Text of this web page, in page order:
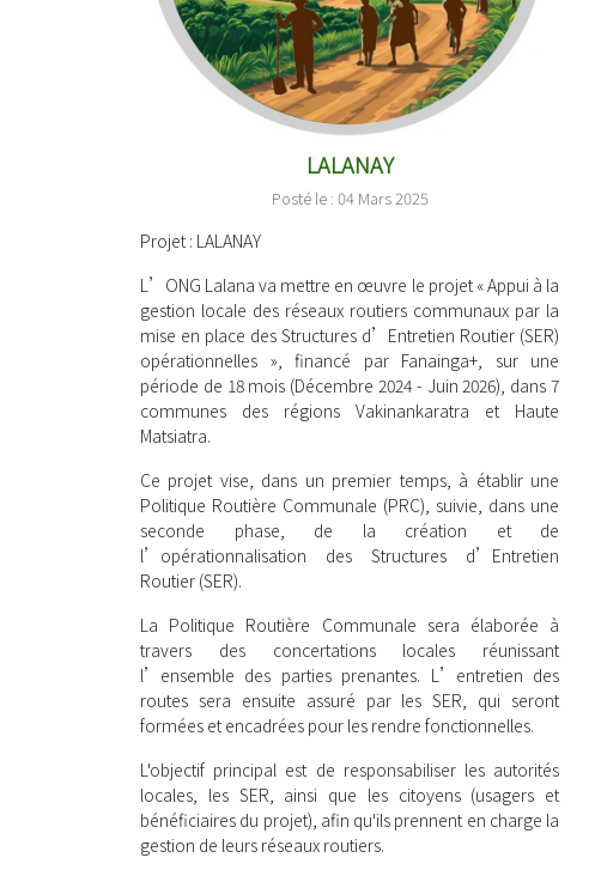
LALANAY
Posté le : 04 Mars 2025
Projet: LALANAY
L’ONG Lalana va mettre en œuvre le projet « Appui à la
gestion locale des réseaux routiers communaux par la
mise en place des Structures d’Entretien Routier (SER)
opérationnelles », financé par Fanainga+, sur une
période de 18 mois (Décembre 2024 - Juin 2026), dans 7
communes des régions Vakinankaratra et Haute
Matsiatra.
Ce projet vise, dans un premier temps, à établir une
Politique Routière Communale (PRC), suivie, dans une
seconde phase, de la création et de
l’opérationnalisation des Structures d’Entretien
Routier (SER).
La Politique Routière Communale sera élaborée à
travers des concertations locales réunissant
l’ensemble des parties prenantes. L’entretien des
routes sera ensuite assuré par les SER, qui seront
formées et encadrées pour les rendre fonctionnelles.
L'objectif principal est de responsabiliser les autorités
locales, les SER, ainsi que les citoyens (usagers et
bénéficiaires du projet), afin qu'ils prennent en charge la
gestion de leurs réseaux routiers.